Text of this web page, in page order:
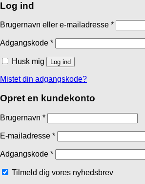
Log ind
Brugernavn eller e-mailadresse *
Adgangskode *
Husk mig Log ind
Mistet din adgangskode?
Opret en kundekonto
Brugernavn *
E-mailadresse *
Adgangskode *
Tilmeld dig vores nyhedsbrev